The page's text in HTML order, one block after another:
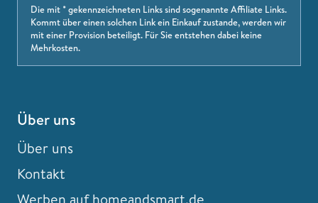
Die mit * gekennzeichneten Links sind sogenannte Affiliate Links.
Kommt über einen solchen Link ein Einkauf zustande, werden wir
mit einer Provision beteiligt. Für Sie entstehen dabei keine
Mehrkosten.
Über uns
Über uns
Kontakt